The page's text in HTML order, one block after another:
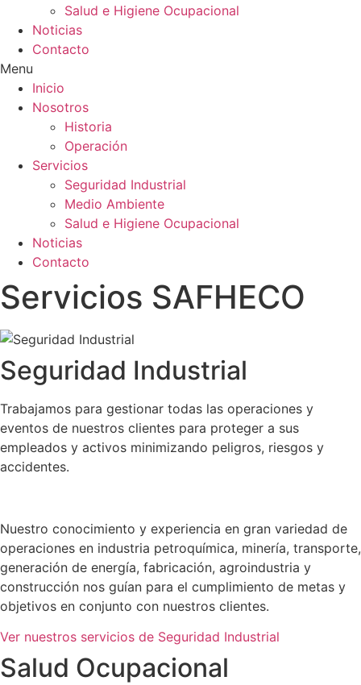
Salud e Higiene Ocupacional
Noticias
Contacto
Menu
Inicio
Nosotros
Historia
Operación
Servicios
Seguridad Industrial
Medio Ambiente
Salud e Higiene Ocupacional
Noticias
Contacto
Servicios SAFHECO
Seguridad Industrial
Trabajamos para gestionar todas las operaciones y
eventos de nuestros clientes para proteger a sus
empleados y activos minimizando peligros, riesgos y
accidentes.
Nuestro conocimiento y experiencia en gran variedad de
operaciones en industria petroquímica, minería, transporte,
generación de energía, fabricación, agroindustria y
construcción nos guían para el cumplimiento de metas y
objetivos en conjunto con nuestros clientes.
Ver nuestros servicios de Seguridad Industrial
Salud Ocupacional